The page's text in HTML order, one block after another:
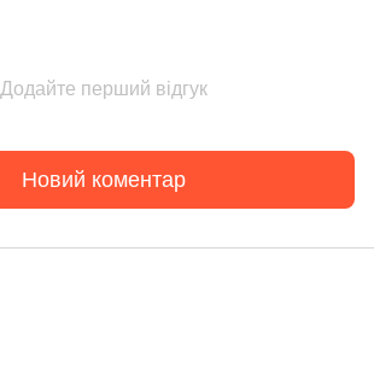
Додайте перший відгук
Новий коментар